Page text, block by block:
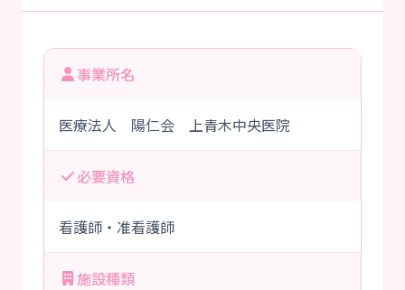
事業所名
医療法人 陽仁会 上青木中央医院
必要資格
看護師・准看護師
施設種類